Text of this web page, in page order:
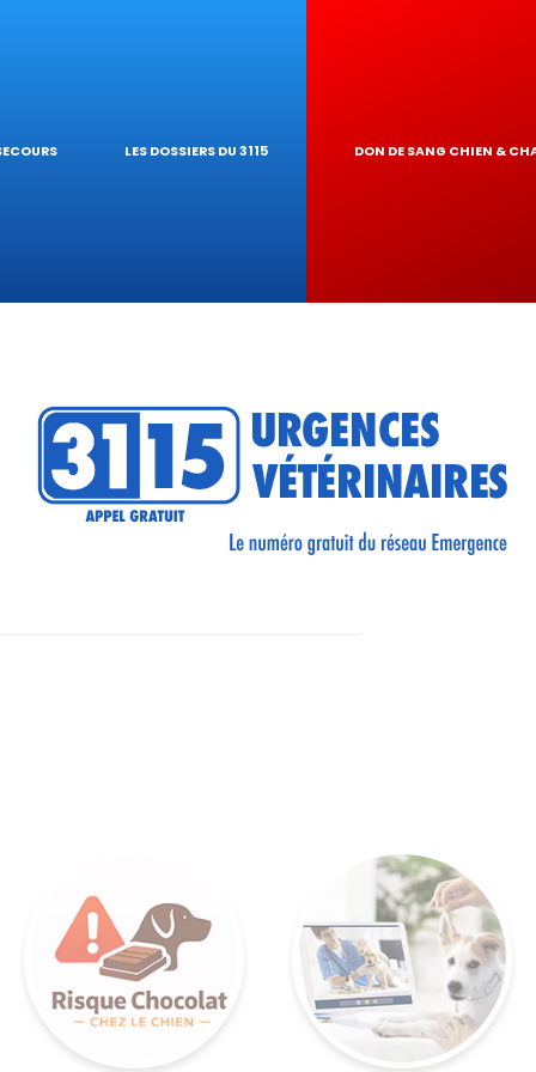
DE
LES DOSSIERS DU 3115 DON DE SANG CHIEN &